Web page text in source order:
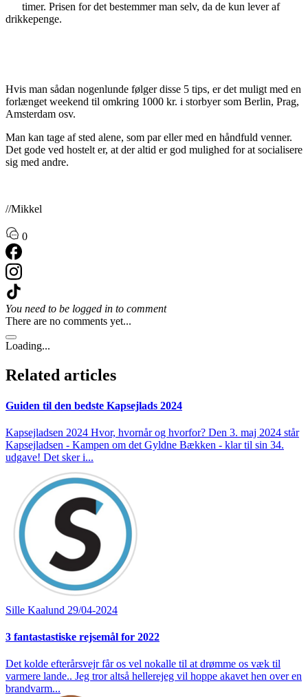
timer. Prisen for det bestemmer man selv, da de kun lever af
drikkepenge.
Hvis man sådan nogenlunde følger disse 5 tips, er det muligt med en
forlænget weekend til omkring 1000 kr. i storbyer som Berlin, Prag,
Amsterdam osv.
Man kan tage af sted alene, som par eller med en håndfuld venner.
Det gode ved hostelt er, at der altid er god mulighed for at socialisere
sig med andre.
//Mikkel
0
You need to be logged in to comment
There are no comments yet...
Loading...
Related articles
Guiden til den bedste Kapsejlads 2024
Kapsejladsen 2024 Hvor, hvornår og hvorfor? Den 3. maj 2024 står
Kapsejladsen - Kampen om det Gyldne Bækken - klar til sin 34.
udgave! Det sker i...
Sille Kaalund 29/04-2024
3 fantastastiske rejsemål for 2022
Det kolde efterårsvejr får os vel nokalle til at drømme os væk til
varmere lande.. Jeg tror altså hellerejeg vil hoppe akavet hen over en
brandvarm...